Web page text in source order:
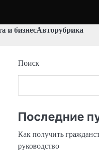
и бизнесАвторубрика
Поиск
Последние
Как получить
руководство